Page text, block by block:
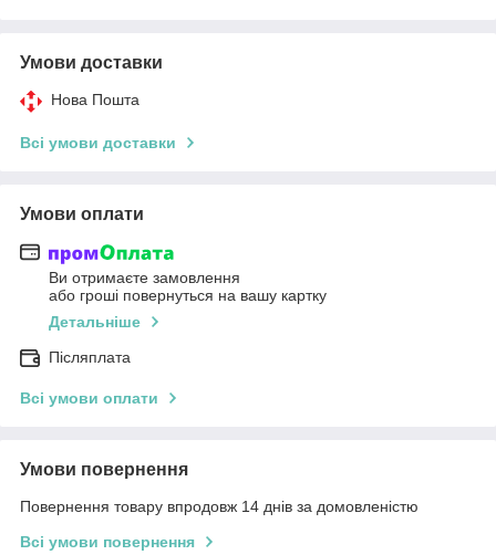
Умови доставки
Нова Пошта
Всі умови доставки
Умови оплати
Ви отримаєте замовлення
або гроші повернуться на вашу картку
Детальніше
Післяплата
Всі умови оплати
Умови повернення
Повернення товару впродовж 14 днів за домовленістю
Всі умови повернення